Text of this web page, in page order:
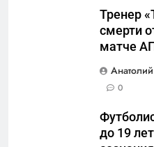
Тренер
смерти
матче
0
до 19